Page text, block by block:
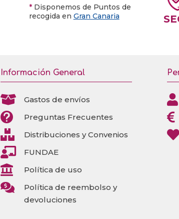
* Disponemos de Puntos de
recogida en Gran Canaria
Información General
 Gastos de envíos
 Preguntas Frecuentes
 Distribuciones y Convenios
 FUNDAE
 Política de uso

Política de reembolso y
devoluciones


